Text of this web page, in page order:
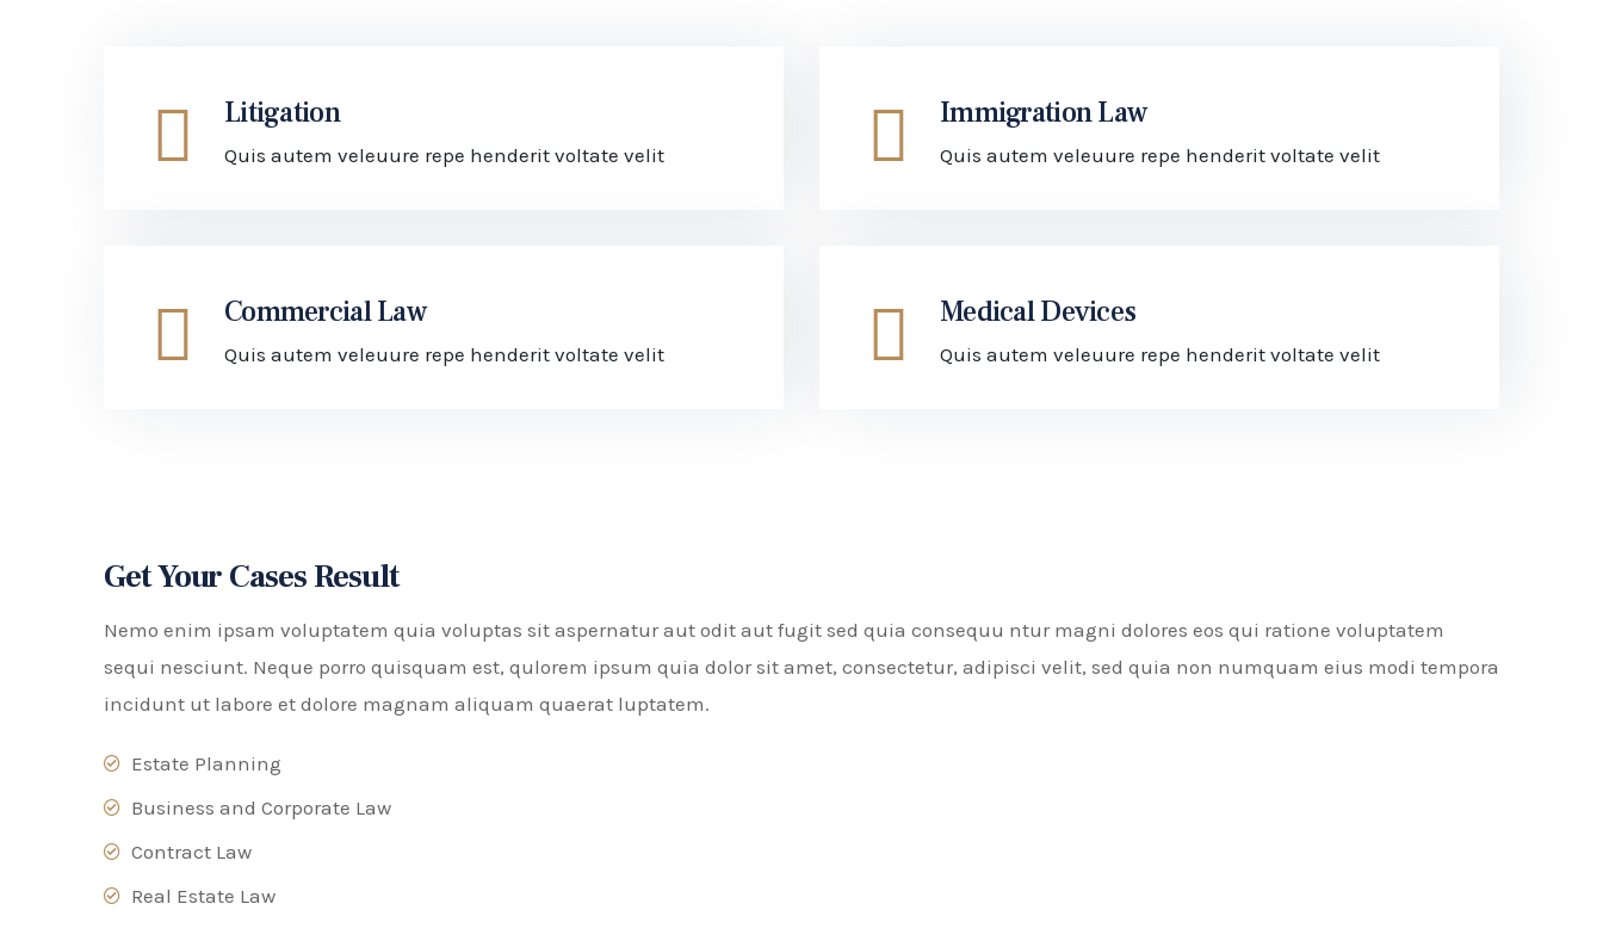
Litigation
Quis autem veleuure repe henderit voltate velit
Immigration Law
Quis autem veleuure repe henderit voltate velit
Commercial Law
Quis autem veleuure repe henderit voltate velit
Medical Devices
Quis autem veleuure repe henderit voltate velit
Get Your Cases Result
Nemo enim ipsam voluptatem quia voluptas sit aspernatur aut odit aut fugit sed quia consequu ntur magni dolores eos qui ratione voluptatem
sequi nesciunt. Neque porro quisquam est, qulorem ipsum quia dolor sit amet, consectetur, adipisci velit, sed quia non numquam eius modi tempora
incidunt ut labore et dolore magnam aliquam quaerat luptatem.
Estate Planning
Business and Corporate Law
Contract Law
Real Estate Law